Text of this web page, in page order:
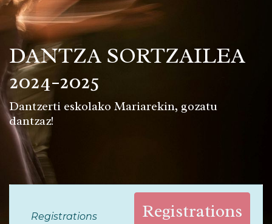
DANTZA SORTZAILEA
2024-2025
Dantzerti eskolako Mariarekin, gozatu
dantzaz!
Registrations
Registrations